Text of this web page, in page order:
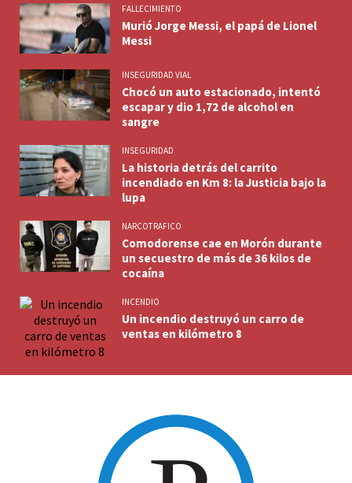
FALLECIMIENTO
Murió Jorge Messi, el papá de Lionel
Messi
INSEGURIDAD VIAL
Chocó un auto estacionado, intentó
escapar y dio 1,72 de alcohol en
sangre
INSEGURIDAD
La historia detrás del carrito
incendiado en Km 8: la Justicia bajo la
lupa
NARCOTRAFICO
Comodorense cae en Morón durante
un secuestro de más de 36 kilos de
cocaína
INCENDIO
Un incendio destruyó un carro de
ventas en kilómetro 8